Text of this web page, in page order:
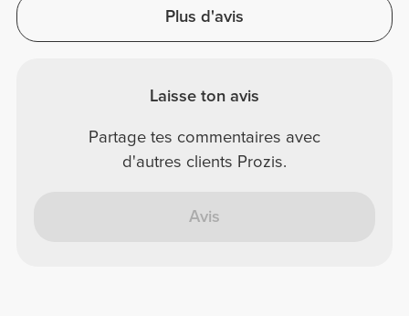
Plus d'avis
Laisse ton avis
Partage tes commentaires avec
d'autres clients Prozis.
Avis